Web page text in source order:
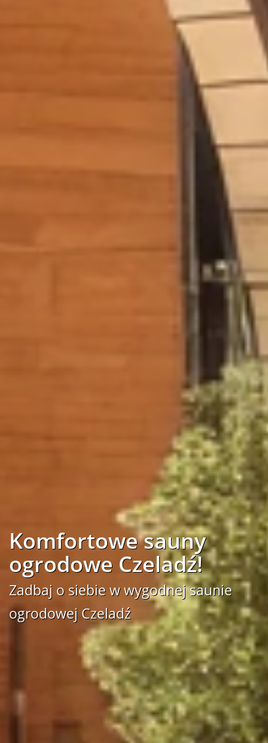
Komfortowe sauny
ogrodowe Czeladź!
Zadbaj o siebie w wygodnej saunie
ogrodowej Czeladź